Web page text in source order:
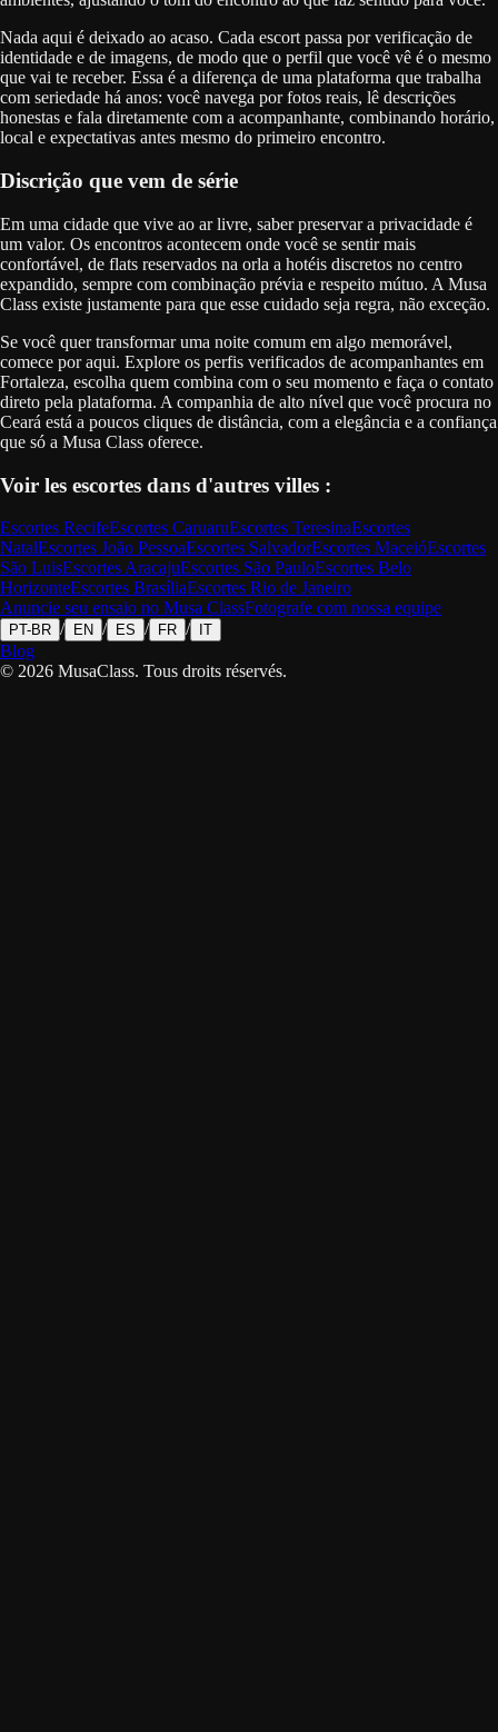
Nada aqui é deixado ao acaso. Cada escort passa por verificação de
identidade e de imagens, de modo que o perfil que você vê é o mesmo
que vai te receber. Essa é a diferença de uma plataforma que trabalha
com seriedade há anos: você navega por fotos reais, lê descrições
honestas e fala diretamente com a acompanhante, combinando horário,
local e expectativas antes mesmo do primeiro encontro.
Discrição que vem de série
Em uma cidade que vive ao ar livre, saber preservar a privacidade é
um valor. Os encontros acontecem onde você se sentir mais
confortável, de flats reservados na orla a hotéis discretos no centro
expandido, sempre com combinação prévia e respeito mútuo. A Musa
Class existe justamente para que esse cuidado seja regra, não exceção.
Se você quer transformar uma noite comum em algo memorável,
comece por aqui. Explore os perfis verificados de acompanhantes em
Fortaleza, escolha quem combina com o seu momento e faça o contato
direto pela plataforma. A companhia de alto nível que você procura no
Ceará está a poucos cliques de distância, com a elegância e a confiança
que só a Musa Class oferece.
Voir les escortes dans d'autres villes :
Escortes RecifeEscortes CaruaruEscortes TeresinaEscortes
NatalEscortes João PessoaEscortes SalvadorEscortes MaceióEscortes
São LuisEscortes AracajuEscortes São PauloEscortes Belo
HorizonteEscortes BrasíliaEscortes Rio de Janeiro
Anuncie seu ensaio no Musa ClassFotografe com nossa equipe
PT-BR / EN / ES / FR / IT
Blog
© 2026 MusaClass. Tous droits réservés.